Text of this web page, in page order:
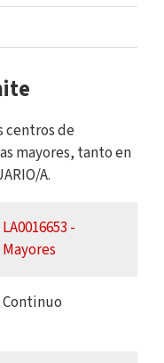
centros de
mayores, tanto en
A.
LA0016653 -
Mayores
Continuo